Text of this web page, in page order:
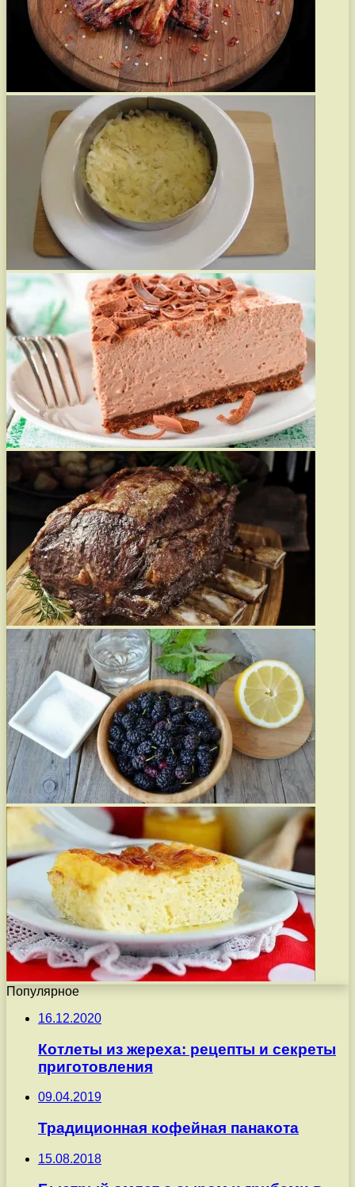
Популярное
16.12.2020
Котлеты из жереха: рецепты и секреты
приготовления
09.04.2019
Традиционная кофейная панакота
15.08.2018